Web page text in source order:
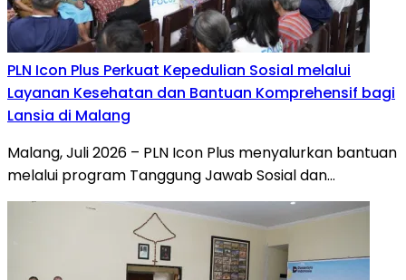
PLN Icon Plus Perkuat Kepedulian Sosial melalui
Layanan Kesehatan dan Bantuan Komprehensif bagi
Lansia di Malang
Malang, Juli 2026 – PLN Icon Plus menyalurkan bantuan
melalui program Tanggung Jawab Sosial dan…